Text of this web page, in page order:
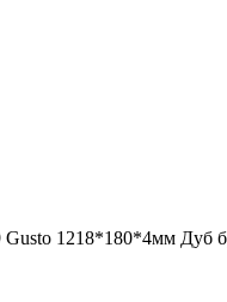
1218*180*4мм Дуб